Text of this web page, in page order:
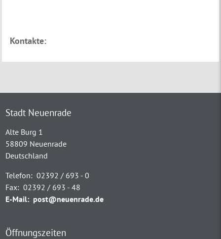
Kontakte:
Stadt Neuenrade
Alte Burg 1
58809 Neuenrade
Deutschland
Telefon: 02392 / 693 - 0
Fax: 02392 / 693 - 48
E-Mail: post@neuenrade.de
Öffnungszeiten